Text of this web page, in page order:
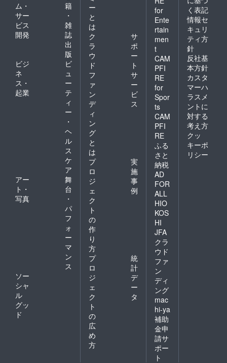
ム・
サー
ビス
開発
籍
・
雑
誌
出
版
ビジ
ネ
ス・
起業
ビ
ュ
ー
テ
ィ
ー
・
ヘ
ル
ス
ケ
ア
アー
ト・
写真
舞
台
・
パ
フ
ォ
ー
マ
ン
ス
ソー
シャ
ル
グッ
ド
ー
と
は
ク
ラ
ウ
ド
フ
ァ
ン
デ
ィ
ン
グ
と
は
サ
ポ
ー
ト
サ
ー
ビ
ス
プ
ロ
ジ
ェ
ク
ト
の
作
り
方
実
施
事
例
プ
ロ
ジ
ェ
ク
ト
の
広
め
方
統
計
デ
ー
タ
for
Ente
rtain
men
t
CAM
PFI
RE
for
Spor
ts
CAM
PFI
RE
ふる
さと
納税
AD
FOR
ALL
HIO
KOS
HI
JFA
クラ
ウド
ファ
ン
ディ
ング
mac
hi-ya
補助
金申
請サ
ポー
ト
く表記
情報セ
キュリ
ティ方
針
反社基
本方針
カスタ
マーハ
ラスメ
ントに
対する
考え方
クッ
キーポ
リシー